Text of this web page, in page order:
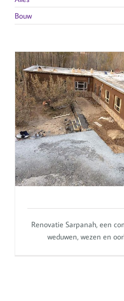
Bouw
RENOVATIE
Renovatie Sarpanah, een
weduwen, wezen en